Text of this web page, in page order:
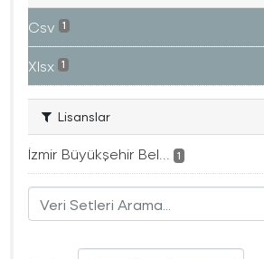
Csv 1
Xlsx 1
Lisanslar
İzmir Büyükşehir Bel... 1